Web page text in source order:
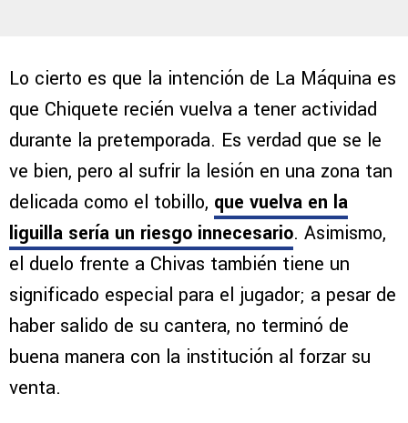
Lo cierto es que la intención de La Máquina es
que Chiquete recién vuelva a tener actividad
durante la pretemporada. Es verdad que se le
ve bien, pero al sufrir la lesión en una zona tan
delicada como el tobillo, que vuelva en la
liguilla sería un riesgo innecesario. Asimismo,
el duelo frente a Chivas también tiene un
significado especial para el jugador; a pesar de
haber salido de su cantera, no terminó de
buena manera con la institución al forzar su
venta.